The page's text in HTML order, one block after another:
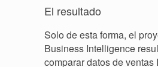
El resultado
Solo de esta forma, el
Business Intelligence
comparar datos de ventas